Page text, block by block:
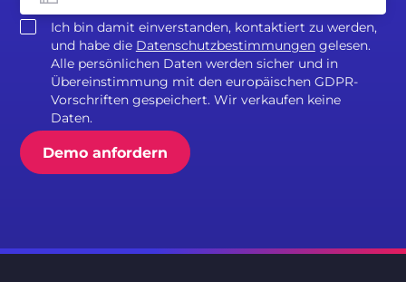
Ich bin damit einverstanden, kontaktiert zu werden,
und habe die Datenschutzbestimmungengelesen.
Alle persönlichen Daten werden sicher und in
Übereinstimmung mit den europäischen GDPR-
Vorschriften gespeichert. Wir verkaufen keine
Daten.